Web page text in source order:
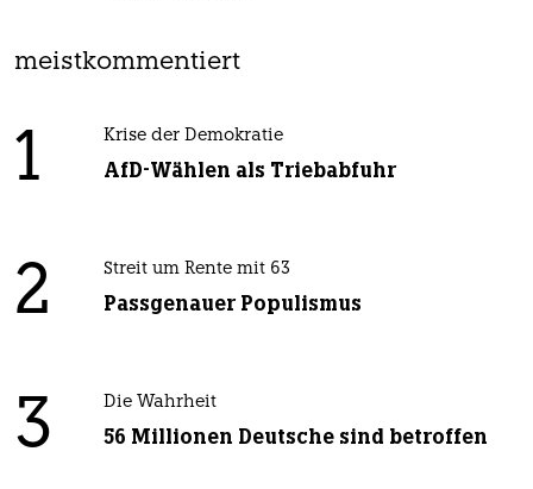
meistkommentiert
1 Krise der Demokratie
AfD-Wählen als Triebabfuhr
2 Streit um Rente mit 63
Passgenauer Populismus
3 Die Wahrheit
56 Millionen Deutsche sind betroffen